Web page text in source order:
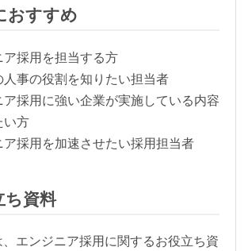
おすすめ
ア採用を担当する方
事の役割を知りたい担当者
ア採用に強い企業が実施している内容
い方
ア採用を加速させたい採用担当者
ち資料
エンジニア採用に関するお役立ち資